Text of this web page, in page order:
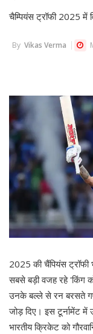
चैम्पियंस ट्रॉफी 2025 में
By Vikas Verma
2025 की चैंपियंस ट्रॉफी
सबसे बड़ी वजह रहे 'किंग
उनके बल्ले से रन बरसते
जोड़ दिए। इस टूर्नामेंट में
भारतीय क्रिकेट को